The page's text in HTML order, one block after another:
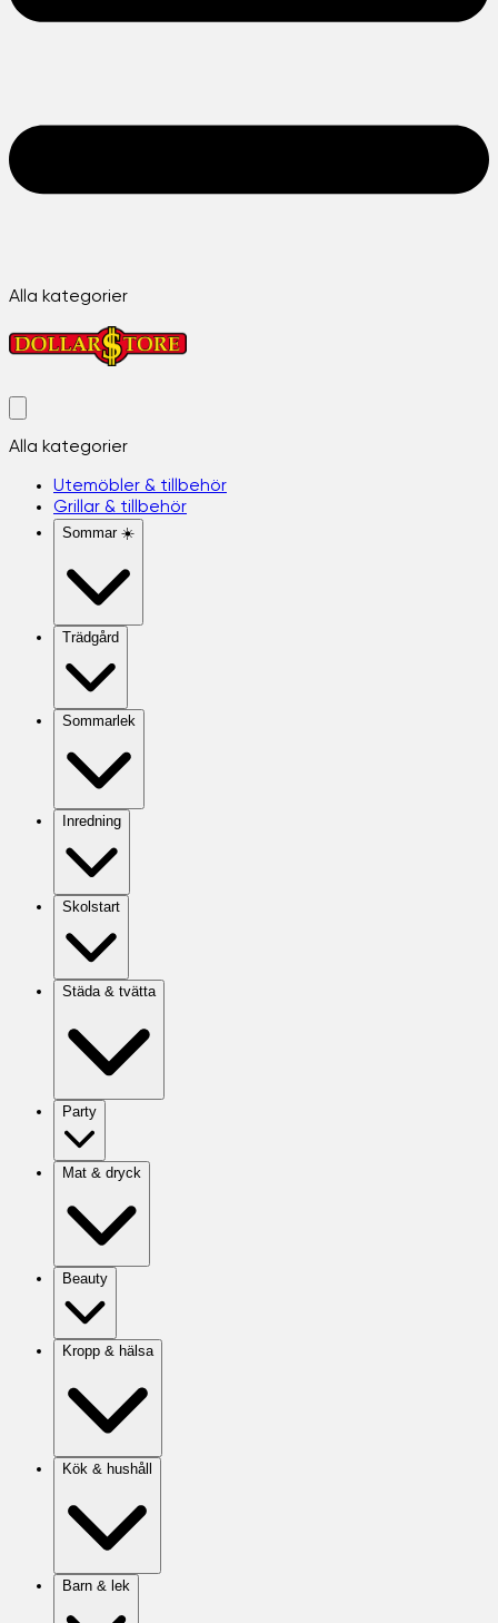
Alla kategorier
Alla kategorier
Utemöbler & tillbehör
Grillar & tillbehör
Sommar ☀️
Trädgård
Sommarlek
Inredning
Skolstart
Städa & tvätta
Party
Mat & dryck
Beauty
Kropp & hälsa
Kök & hushåll
Barn & lek